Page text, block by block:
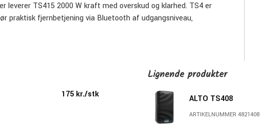
leverer TS415 2000 W kraft med overskud og klarhed. TS4 er
praktisk fjernbetjening via Bluetooth af udgangsniveau,
Ydermere kan Altos "True Wireless Stereo linking"
Du finder appen i den respektive app store.
og en dedikeret Bluetooth-kanal. Mic/Line-kanalerne har
og linjeniveausignaler uden behov for yderligere hardware
nemt at parre din bærbare computer, telefon eller tablet og med
til to TS4-højttalere i perfekt stereo uden brug af kabler.
175 kr./stk
Lignende produkter
ALTO TS408
ARTIKELNUMMER 4821408